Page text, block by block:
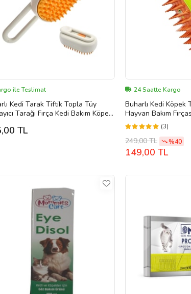
ile Teslimat
Kedi Tarak Tiftik Topla Tüy
Tarağı Fırça Kedi Bakım Köpek
TL
24 Saatte Kargo
Buharlı Kedi Köpek
Hayvan Bakım
Toplayıcı Masaj
(3)
249,00 TL %40
149,00 TL